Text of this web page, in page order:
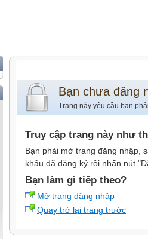
Bạn chưa đăng
Trang này yêu cầu bạn
Truy cập trang này như
Bạn phải mở trang đăng nhập,
khẩu đã đăng ký rồi nhấn nút
Bạn làm gì tiếp theo?
Mở trang đăng nhập
Quay trở lại trang trước